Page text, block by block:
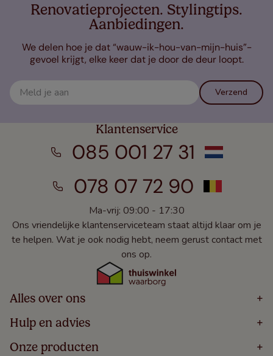
Renovatieprojecten. Stylingtips.
Aanbiedingen.
We delen hoe je dat “wauw-ik-hou-van-mijn-huis”-
gevoel krijgt, elke keer dat je door de deur loopt.
Verzend
Klantenservice
085 001 27 31
078 07 72 90
Ma-vrij: 09:00 - 17:30
Ons vriendelijke klantenserviceteam staat altijd klaar om je
te helpen. Wat je ook nodig hebt, neem gerust contact met
ons op.
Alles over ons +
Home
Over
Bestellen
Hulp en advies +
Volg Je Bestelling
Onze producten +